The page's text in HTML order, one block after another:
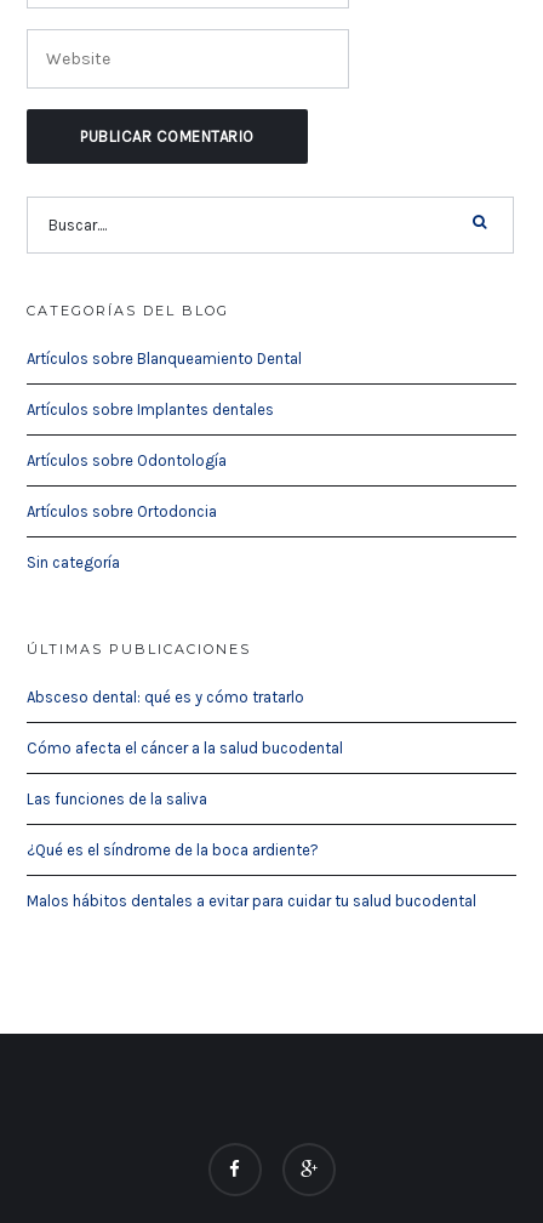
CATEGORÍAS DEL BLOG
Artículos sobre Blanqueamiento Dental
Artículos sobre Implantes dentales
Artículos sobre Odontología
Artículos sobre Ortodoncia
Sin categoría
ÚLTIMAS PUBLICACIONES
Absceso dental: qué es y cómo tratarlo
Cómo afecta el cáncer a la salud bucodental
Las funciones de la saliva
¿Qué es el síndrome de la boca ardiente?
Malos hábitos dentales a evitar para cuidar tu salud bucodental